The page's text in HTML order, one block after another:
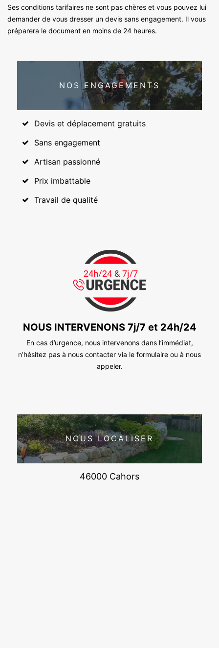
Ses conditions tarifaires ne sont pas chères et vous pouvez lui
demander de vous dresser un devis sans engagement. Il vous
préparera le document en moins de 24 heures.
NOS ENGAGEMENTS
Devis et déplacement gratuits
Sans engagement
Artisan passionné
Prix imbattable
Travail de qualité
NOUS INTERVENONS 7j/7 et 24h/24
En cas d’urgence, nous intervenons dans l’immédiat,
n’hésitez pas à nous contacter via le formulaire ou à nous
appeler.
NOUS LOCALISER
46000 Cahors